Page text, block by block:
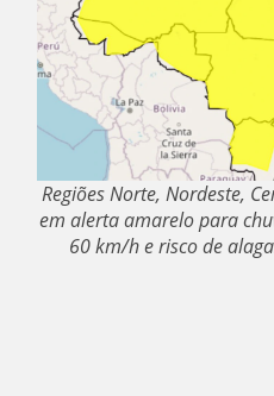
Regiões Norte, Nordeste,
em alerta amarelo para
60 km/h e risco de